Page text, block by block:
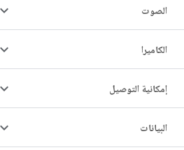
الصوت
الكاميرا
إمكانية التوصيل
البيانات